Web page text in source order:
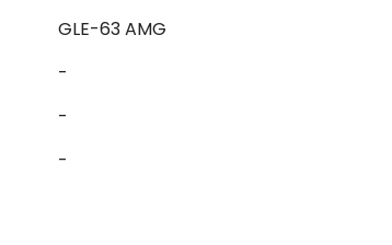
GLE-63 AMG
-
-
-